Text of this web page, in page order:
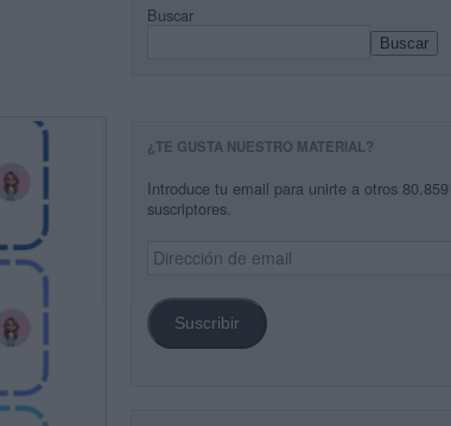
Buscar
Buscar
¿TE GUSTA NUESTRO MATERIAL?
Introduce tu email para unirte a otros 80.859
suscriptores.
Dirección
de
Suscribir